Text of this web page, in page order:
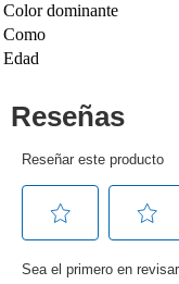
Color dominante
Como
Edad